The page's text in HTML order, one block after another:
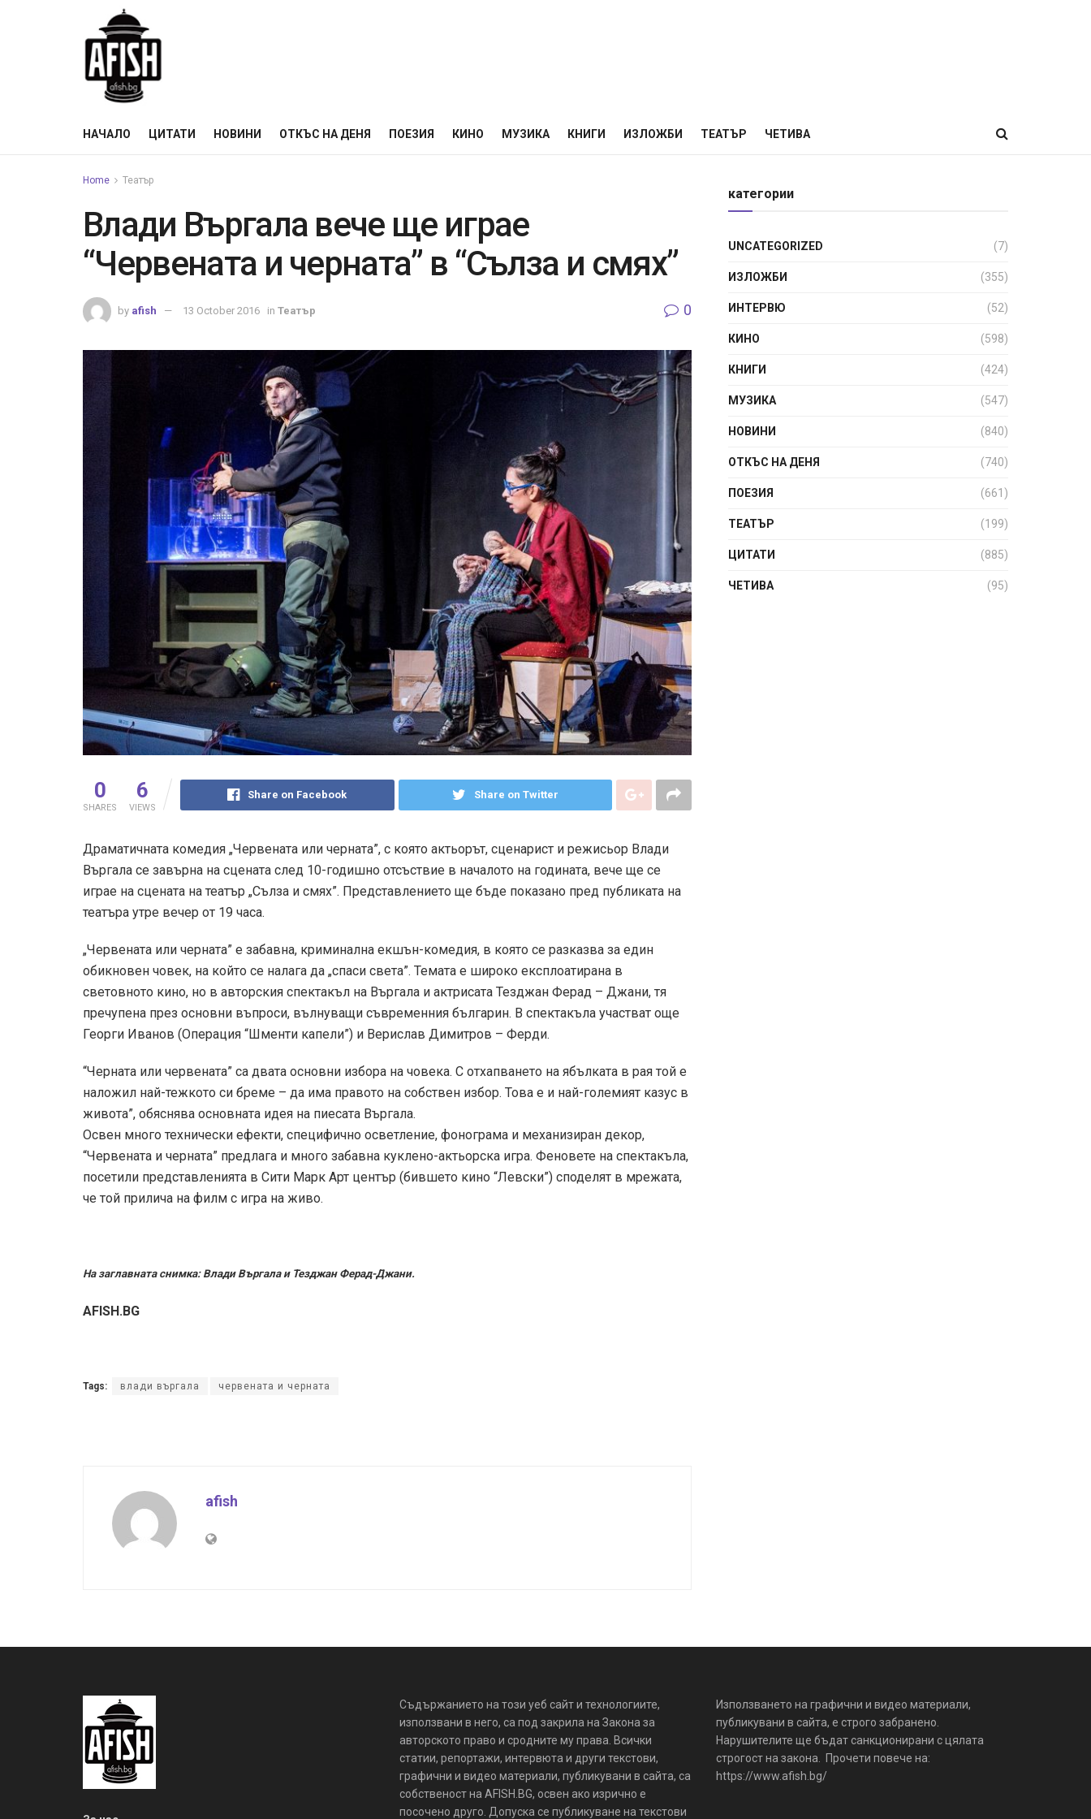
НАЧАЛО ЦИТАТИ НОВИНИ ОТКЪС НА ДЕНЯ ПОЕЗИЯ КИНО МУЗИКА КНИГИ ИЗЛОЖБИ ТЕАТЪР ЧЕТИВА
Home Театър
Влади Въргала вече ще играе
“Червената и черната” в “Сълза и смях”
by afish 13 October 2016 in Театър 0
0
SHARES
6
VIEWS
Share on Facebook Share on Twitter
Драматичната комедия „Червената или черната”, с която актьорът, сценарист и режисьор Влади
Въргала се завърна на сцената след 10-годишно отсъствие в началото на годината, вече ще се
играе на сцената на театър „Сълза и смях”. Представлението ще бъде показано пред публиката на
театъра утре вечер от 19 часа.
„Червената или черната” е забавна, криминална екшън-комедия, в която се разказва за един
обикновен човек, на който се налага да „спаси света”. Темата е широко експлоатирана в
световното кино, но в авторския спектакъл на Въргала и актрисата Тезджан Ферад – Джани, тя
пречупена през основни въпроси, вълнуващи съвременния българин. В спектакъла участват още
Георги Иванов (Операция “Шменти капели”) и Верислав Димитров – Ферди.
“Черната или червената” са двата основни избора на човека. С отхапването на ябълката в рая той е
наложил най-тежкото си бреме – да има правото на собствен избор. Това е и най-големият казус в
живота”, обяснява основната идея на пиесата Въргала.
Освен много технически ефекти, специфично осветление, фонограма и механизиран декор,
“Червената и черната” предлага и много забавна куклено-актьорска игра. Феновете на спектакъла,
посетили представленията в Сити Марк Арт център (бившето кино “Левски”) споделят в мрежата,
че той прилича на филм с игра на живо.
На заглавната снимка: Влади Въргала и Тезджан Ферад-Джани.
AFISH.BG
Tags: влади въргала червената и черната
afish
категории
UNCATEGORIZED (7)
ИЗЛОЖБИ (355)
ИНТЕРВЮ (52)
КИНО (598)
КНИГИ (424)
МУЗИКА (547)
НОВИНИ (840)
ОТКЪС НА ДЕНЯ (740)
ПОЕЗИЯ (661)
ТЕАТЪР (199)
ЦИТАТИ (885)
ЧЕТИВА (95)
Съдържанието на този уеб сайт и технологиите,
използвани в него, са под закрила на Закона за
авторското право и сродните му права. Всички
статии, репортажи, интервюта и други текстови,
графични и видео материали, публикувани в сайта, са
собственост на AFISH.BG, освен ако изрично е
посочено друго. Допуска се публикуване на текстови
Използването на графични и видео материали,
публикувани в сайта, е строго забранено.
Нарушителите ще бъдат санкционирани с цялата
строгост на закона. Прочети повече на:
https://www.afish.bg/